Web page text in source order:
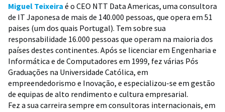
Miguel Teixeira é o CEO NTT Data Americas, uma consultora
de IT Japonesa de mais de 140.000 pessoas, que opera em 51
paises (um dos quais Portugal). Tem sobre sua
responsabilidade 16.000 pessoas que operam na maioria dos
países destes continentes. Após se licenciar em Engenharia e
Informática e de Computadores em 1999, fez várias Pós
Graduações na Universidade Católica, em
empreendedorismo e Inovação, e especializou-se em gestão
de equipas de alto rendimento e cultura empresarial.
Fez a sua carreira sempre em consultoras internacionais, em